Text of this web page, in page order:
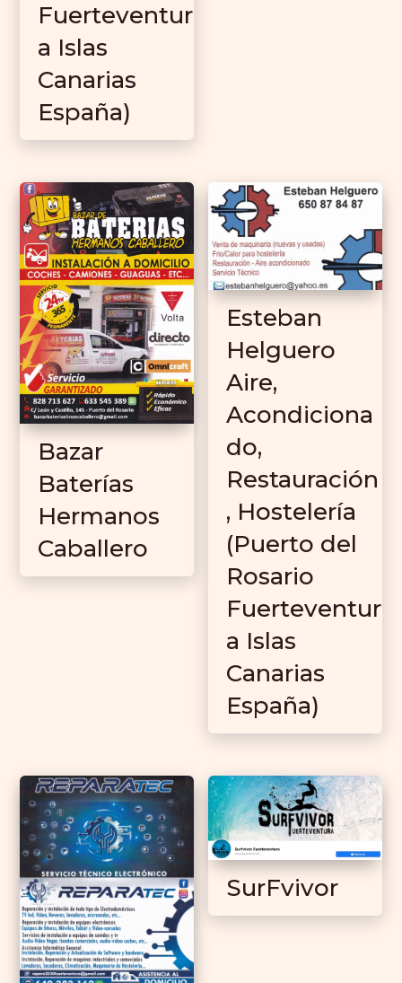
Fuerteventur
a Islas
Canarias
España)
Bazar
Baterías
Hermanos
Caballero
Esteban
Helguero
Aire,
Acondiciona
do,
Restauración
, Hostelería
(Puerto del
Rosario
Fuerteventur
a Islas
Canarias
España)
SurFvivor